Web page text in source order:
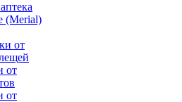
(Merial)
от
от
от